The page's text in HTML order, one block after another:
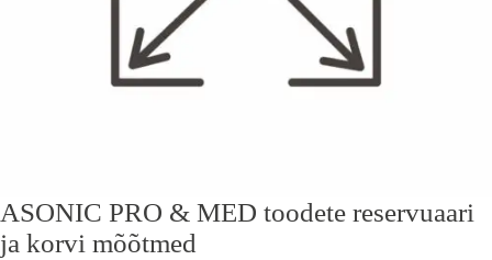
ASONIC PRO & MED toodete reservuaari
ja korvi mõõtmed